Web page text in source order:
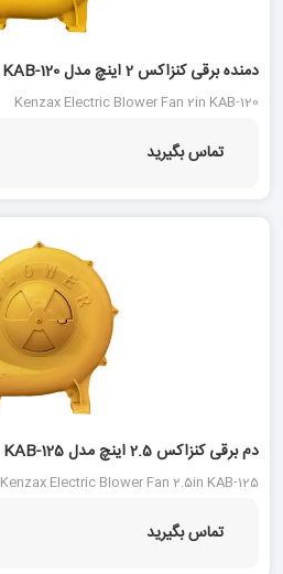
دمنده برقی کنزاکس 2 اینچ مدل KAB-120
Kenzax Electric Blower Fan 2in KAB-120
تماس بگیرید
دم برقی کنزاکس 2.5 اینچ مدل KAB-125
Kenzax Electric Blower Fan 2.5in KAB-125
تماس بگیرید